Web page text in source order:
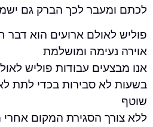
לכך הברק גם ישמר לזמן
ארועים הוא דבר חשוב על
ומושלמת
עבודות פוליש לאולמות
סבירות בכדי לתת לאולם
הסגירת המקום אחרי הכל